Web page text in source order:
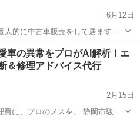
6月12日
的に中古車販売をして居ます！
メッセージをお願いします！出来
割払いにも対応させて頂きます
て頂きま...
車の異常をプロがAI解析！エ
＆修理アドバイス代行
2月15日
に、プロのメスを。 静岡市駿河